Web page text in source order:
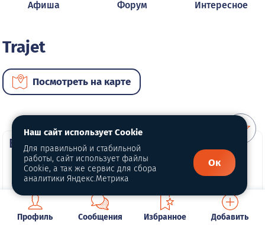
Афиша Форум Интересное
Trajet
Посмотреть на карте
ВИП автомобили
Профиль Сообщения Избранное Добавить
Наш сайт использует Cookie
Для правильной и стабильной
работы, сайт использует файлы
Cookie, а так же сервис для сбора
аналитики Яндекс.Метрика
Ок